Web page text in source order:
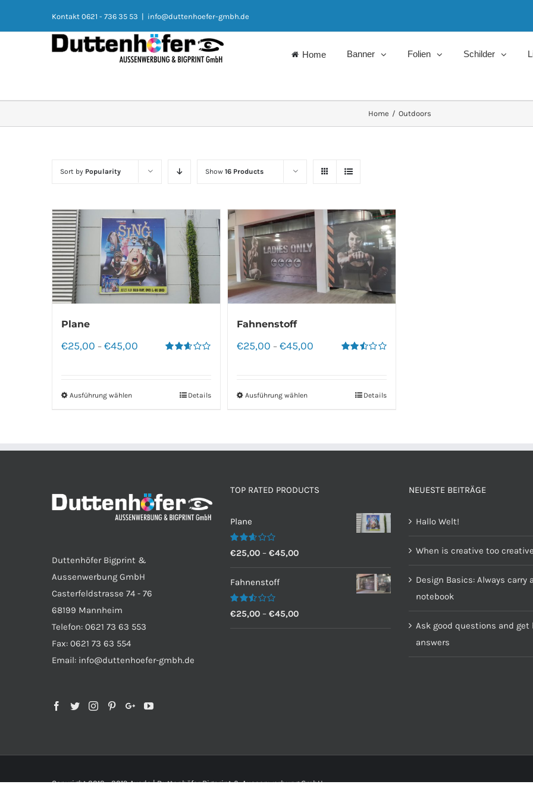
Kontakt 0621 - 736 35 53 | info@duttenhoefer-gmbh.de
Home Banner Folien Schilder
Home / Outdoors
Sort by Popularity Show 16 Products
Plane
€25,00 – €45,00
Ausführung wählen Details
Fahnenstoff
€25,00 –€45,00
Ausführung wählen Details
Duttenhöfer Bigprint &
Aussenwerbung GmbH
Casterfeldstrasse 74 - 76
68199 Mannheim
Telefon: 0621 73 63 553
Fax: 0621 73 63 554
Email: info@duttenhoefer-gmbh.de
TOP RATED PRODUCTS
Plane
Bewertet
2.60
von 5
€25,00 – €45,00
Fahnenstoff
Bewertet
2.50
€25,00 – €45,00
NEUESTE BEITRÄGE
Hallo Welt!
When is creative too
Design Basics: Always carry a
notebook
Ask good questions and get
answers
Copyright 2012 - 2019 Avada | Duttenhöfer Bigprint & Aussenwerbung GmbH